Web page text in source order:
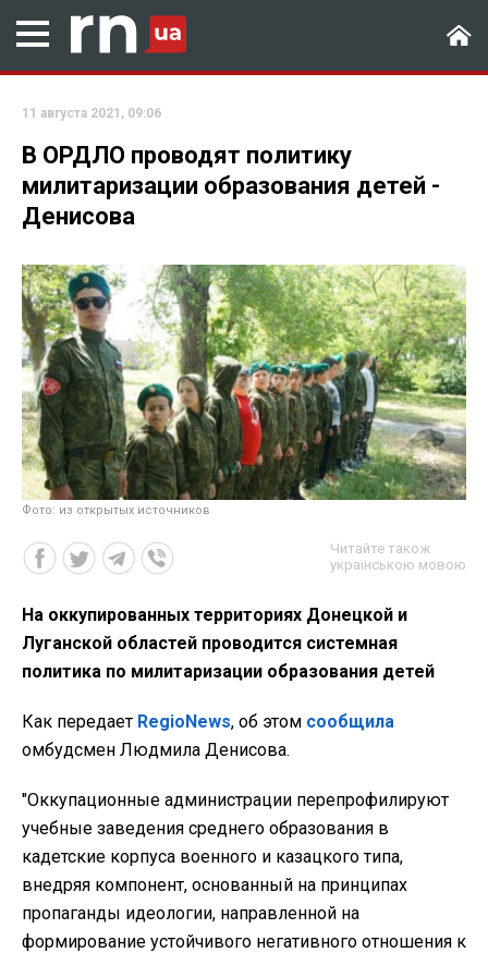
11 августа 2021, 09:06
В ОРДЛО проводят политику
милитаризации образования детей -
Денисова
Фото: из открытых источников
Читайте також
українською мовою
На оккупированных территориях Донецкой и
Луганской областей проводится системная
политика по милитаризации образования детей
Как передает RegioNews, об этом сообщила
омбудсмен Людмила Денисова.
"Оккупационные администрации перепрофилируют
учебные заведения среднего образования в
кадетские корпуса военного и казацкого типа,
внедряя компонент, основанный на принципах
пропаганды идеологии, направленной на
формирование устойчивого негативного отношения к